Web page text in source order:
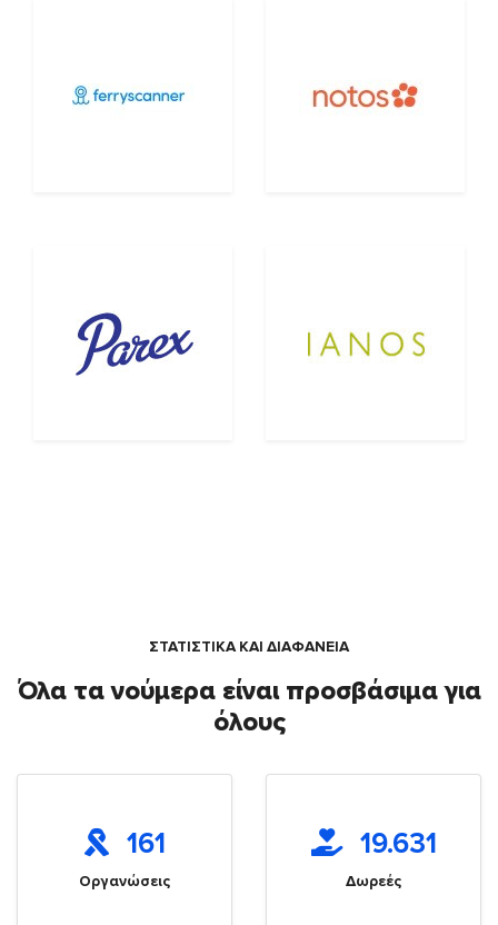
ΣΤΑΤΙΣΤΙΚΑ ΚΑΙ ΔΙΑΦΑΝΕΙΑ
Όλα τα νούμερα είναι προσβάσιμα για
όλους
161
Οργανώσεις
19.631
Δωρεές